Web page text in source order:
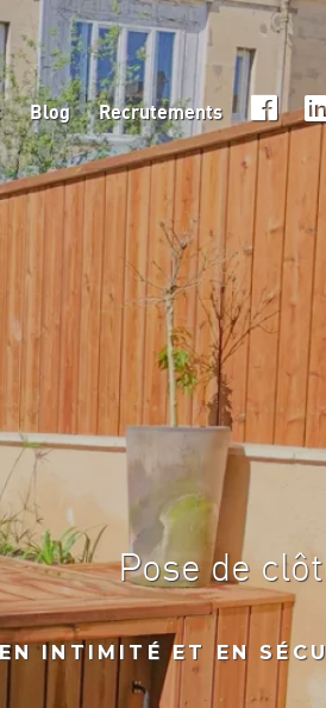
Blog Recrutements
Pose de
INTIMITÉ ET EN